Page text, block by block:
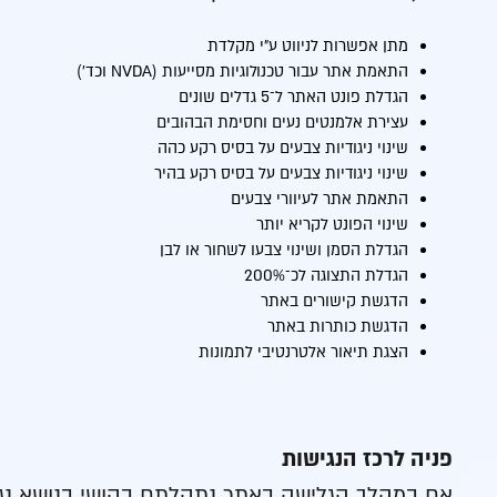
מתן אפשרות לניווט ע״י מקלדת
התאמת אתר עבור טכנולוגיות מסייעות (NVDA וכד׳)
הגדלת פונט האתר ל־5 גדלים שונים
עצירת אלמנטים נעים וחסימת הבהובים
שינוי ניגודיות צבעים על בסיס רקע כהה
שינוי ניגודיות צבעים על בסיס רקע בהיר
התאמת אתר לעיוורי צבעים
שינוי הפונט לקריא יותר
הגדלת הסמן ושינוי צבעו לשחור או לבן
הגדלת התצוגה לכ־200%
הדגשת קישורים באתר
הדגשת כותרות באתר
הצגת תיאור אלטרנטיבי לתמונות
פניה לרכז הנגישות